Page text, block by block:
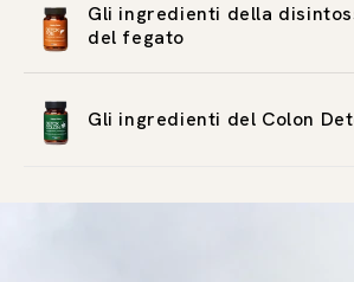
Gli ingredienti della
del fegato
Gli ingredienti del Colon